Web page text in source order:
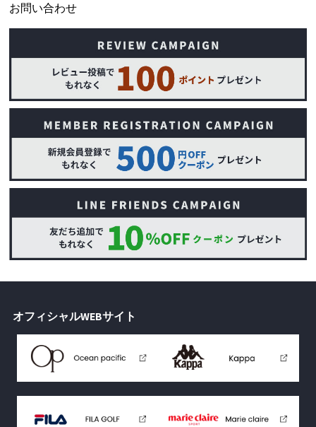
お問い合わせ
オフィシャルWEBサイト